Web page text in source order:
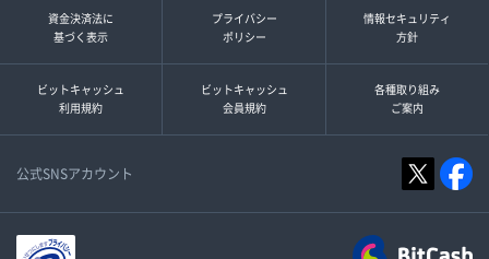
資金決済法に
基づく表示
プライバシー
ポリシー
情報セキュリティ
方針
ビットキャッシュ
利用規約
ビットキャッシュ
会員規約
各種取り組み
ご案内
公式SNSアカウント